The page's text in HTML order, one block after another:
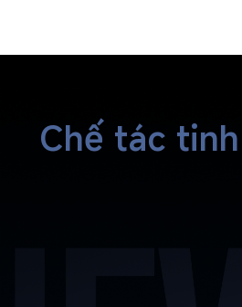
Chế tác